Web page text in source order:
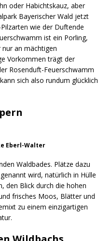
oder Habichtskauz, aber
Bayerischer Wald jetzt
wie der Duftende
ist ein Porling,
an mächtigen
Vorkommen trägt der
Rosenduft-Feuerschwamm
sich also rundum glücklich
Eberl-Walter
Waldbades. Plätze dazu
wird, natürlich in Hülle
den Blick durch die hohen
frisches Moos, Blätter und
zu einem einzigartigen